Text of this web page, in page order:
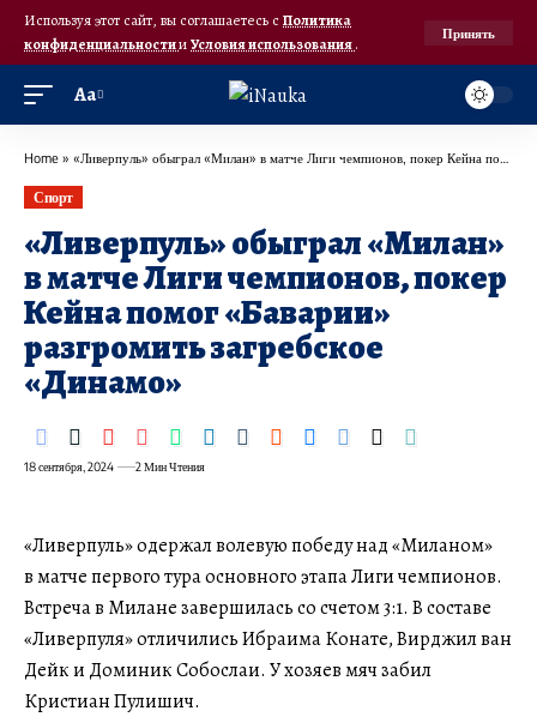
Используя этот сайт, вы соглашаетесь с Политика
конфиденциальностииУсловия использования.
Принять
Аа
Home » «Ливерпуль» обыграл «Милан» в матче Лиги чемпионов, покер Кейна помог «Баварии» разгромить загребское «Динамо»
Спорт
«Ливерпуль» обыграл «Милан»
в матче Лиги чемпионов, покер
Кейна помог «Баварии»
разгромить загребское
«Динамо»
18 сентября, 2024 2 Мин Чтения
«Ливерпуль» одержал волевую победу над «Миланом»
в матче первого тура основного этапа Лиги чемпионов.
Встреча в Милане завершилась со счетом 3:1. В составе
«Ливерпуля» отличились Ибраима Конате, Вирджил ван
Дейк и Доминик Собослаи. У хозяев мяч забил
Кристиан Пулишич.